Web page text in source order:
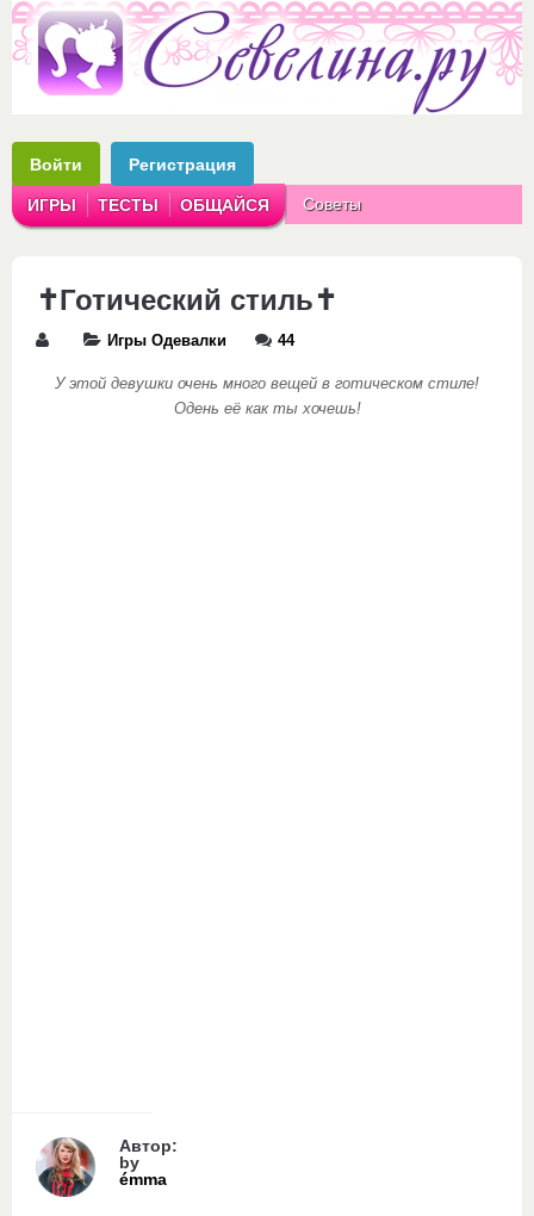
Войти Регистрация
ИГРЫ ТЕСТЫ ОБЩАЙСЯ Советы
✝Готический стиль✝
Игры Одевалки 44
У этой девушки очень много вещей в готическом стиле!
Одень её как ты хочешь!
Автор:
by
émma